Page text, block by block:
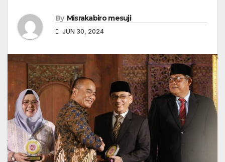
By Misrakabiro mesuji
JUN 30, 2024